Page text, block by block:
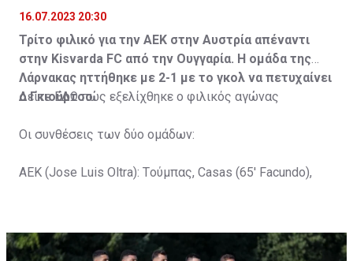
16.07.2023 20:30
Τρίτο φιλικό για την ΑΕΚ στην Αυστρία απέναντι
στην Kisvarda FC από την Ουγγαρία. Η ομάδα της
Λάρνακας ηττήθηκε με 2-1 με το γκολ να πετυχαίνει
ο Γκιούρτσο.
ΔείτεΕΔΩπώς εξελίχθηκε ο φιλικός αγώνας
Οι συνθέσεις των δύο ομάδων:
ΑΕΚ (Jose Luis Oltra): Tούμπας, Casas (65' Facundo),
Τζιωρτζής (65' Faraj), Κατελάρης (65' Milicevic).